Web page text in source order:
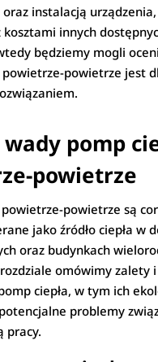
instalacją
innych
będziemy mogli
powietrze-powietrze jest
pomp
powietrze
powietrze-powietrze są
jako źródło ciepła w
oraz budynkach
omówimy zalety
ciepła, w tym ich
problemy
pracy.